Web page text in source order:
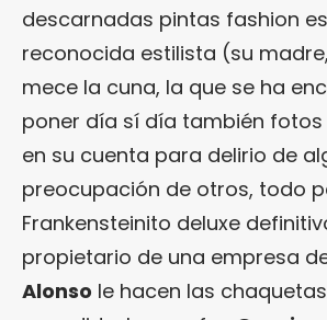
descarnadas pintas fashion
reconocida estilista (su
mece la cuna, la que se ha
poner día sí día también
en su cuenta para delirio de
preocupación de otros, todo
Frankensteinito deluxe
propietario de una empresa
Alonso le hacen las